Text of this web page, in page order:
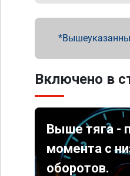
Включено в
Выше тяга -
момента с
оборотов.